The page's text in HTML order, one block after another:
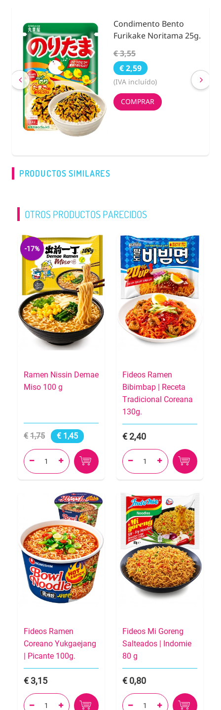
Condimento Bento
Furikake Noritama 25g.
€ 3,55
€ 2,59
(IVA incluído)
COMPRAR
PRODUCTOS SIMILARES
OTROS PRODUCTOS PARECIDOS
-17%
Ramen Nissin Demae
Miso 100 g
1,75 1,45
 
Fideos Ramen
Bibimbap | Receta
Tradicional Coreana
130g.
2,40
 
Fideos Ramen
Coreano Yukgaejang
| Picante 100g.
3,15
 
Fideos Mi Goreng
Salteados | Indomie
80 g
0,80
 